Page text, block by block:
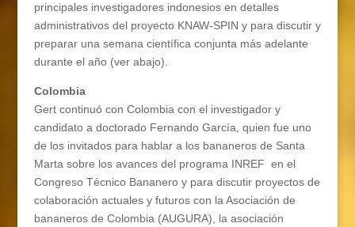
principales investigadores indonesios en detalles
administrativos del proyecto KNAW-SPIN y para discutir y
preparar una semana científica conjunta más adelante
durante el año (ver abajo).
Colombia
Gert continuó con Colombia con el investigador y
candidato a doctorado Fernando García, quien fue uno
de los invitados para hablar a los bananeros de Santa
Marta sobre los avances del programa INREF en el
Congreso Técnico Bananero y para discutir proyectos de
colaboración actuales y futuros con la Asociación de
bananeros de Colombia (AUGURA), la asociación